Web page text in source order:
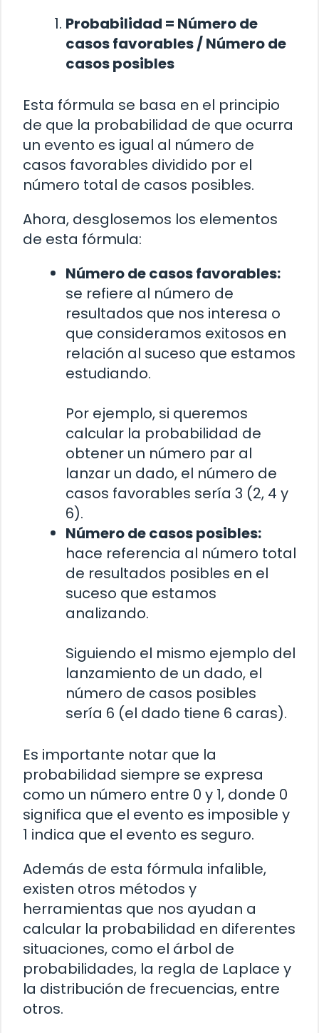
Probabilidad = Número de
casos favorables / Número de
casos posibles
Esta fórmula se basa en el principio
de que la probabilidad de que ocurra
un evento es igual al número de
casos favorables dividido por el
número total de casos posibles.
Ahora, desglosemos los elementos
de esta fórmula:
Número de casos favorables:
se refiere al número de
resultados que nos interesa o
que consideramos exitosos en
relación al suceso que estamos
estudiando.
Por ejemplo, si queremos
calcular la probabilidad de
obtener un número par al
lanzar un dado, el número de
casos favorables sería 3 (2, 4 y
6).
Número de casos posibles:
hace referencia al número total
de resultados posibles en el
suceso que estamos
analizando.
Siguiendo el mismo ejemplo del
lanzamiento de un dado, el
número de casos posibles
sería 6 (el dado tiene 6 caras).
Es importante notar que la
probabilidad siempre se expresa
como un número entre 0 y 1, donde 0
significa que el evento es imposible y
1 indica que el evento es seguro.
Además de esta fórmula infalible,
existen otros métodos y
herramientas que nos ayudan a
calcular la probabilidad en diferentes
situaciones, como el árbol de
probabilidades, la regla de Laplace y
la distribución de frecuencias, entre
otros.